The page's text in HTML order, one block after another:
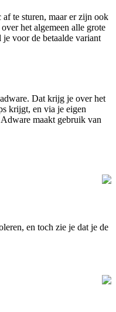
te sturen, maar er zijn ook
het algemeen alle grote
voor de betaalde variant
Dat krijg je over het
krijgt, en via je eigen
maakt gebruik van
en toch zie je dat je de